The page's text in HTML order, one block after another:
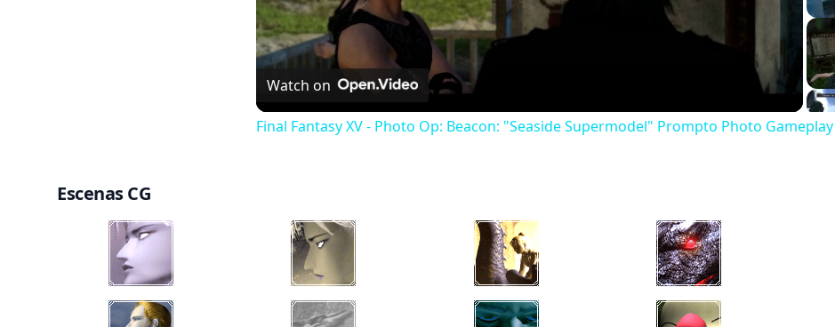
Video
Watch on
Final Fantasy XV - Photo Op: Beacon: "Seaside Supermodel" Prompto Photo
Escenas CG